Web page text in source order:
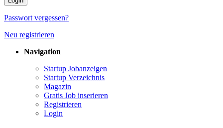
Passwort vergessen?
Neu registrieren
Navigation
Startup Jobanzeigen
Startup Verzeichnis
Magazin
Gratis Job inserieren
Registrieren
Login